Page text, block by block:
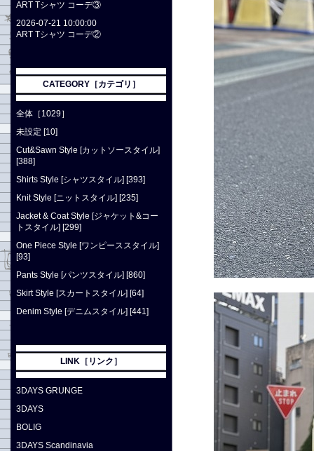
ART Tシャツ コーデ③
2026-07-21 10:00:00
ART Tシャツ コーデ②
CATEGORY［カテゴリ］
全体［1029］
未設定 [10]
Cut&Sawn Style [カットソースタイル]
[388]
Shirts Style [シャツスタイル] [393]
Knit Style [ニットスタイル] [235]
Jacket & Coat Style [ジャケット&コー
トスタイル] [299]
One Piece Style [ワンピーススタイル]
[93]
Pants Style [パンツスタイル] [860]
Skirt Style [スカートスタイル] [64]
Denim Style [デニムスタイル] [441]
LINK［リンク］
3DAYS GRUNGE
3DAYS
BOLIG
3DAYS Scandinavia